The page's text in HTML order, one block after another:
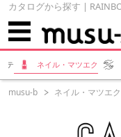
カタログから探す |
テ ネイル・マツエク
musu-b ネイル・マツエ